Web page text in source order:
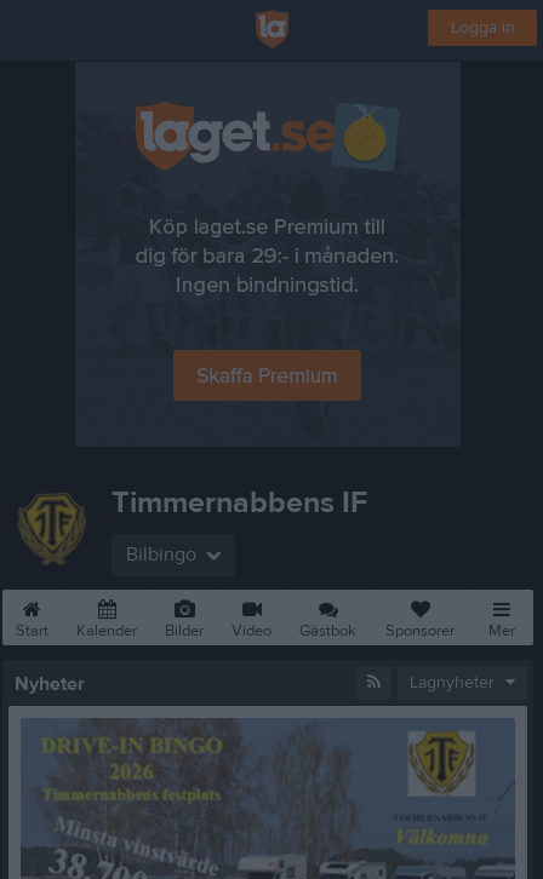
Logga in
Timmernabbens IF
Bilbingo
Start Kalender Bilder Video Gästbok Sponsorer Mer
Nyheter Lagnyheter